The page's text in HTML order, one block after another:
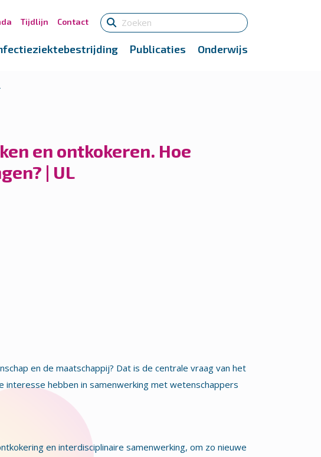
Tijdlijn Contact
Publicaties Onderwijs
en ontkokeren. Hoe
| UL
en de maatschappij? Dat is de centrale vraag van het
hebben in samenwerking met wetenschappers
en interdisciplinaire samenwerking, om zo nieuwe